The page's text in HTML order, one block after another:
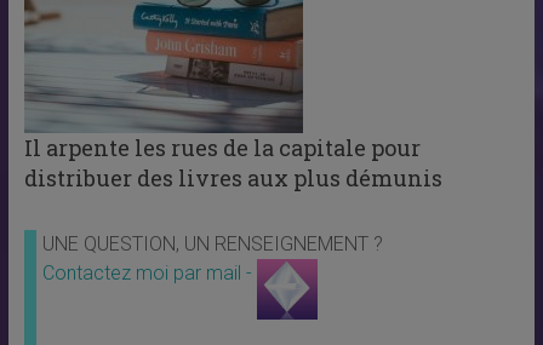
Il arpente les rues de la capitale pour
distribuer des livres aux plus démunis
UNE QUESTION, UN RENSEIGNEMENT ?
Contactez moi par mail -